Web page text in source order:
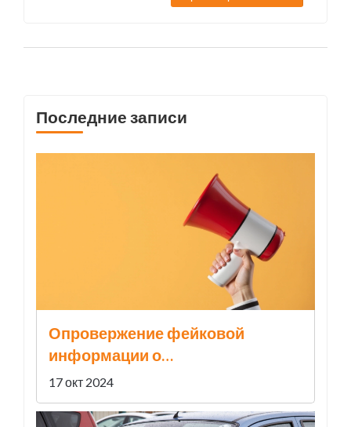
Последние записи
Опровержение фейковой
информации о
террористической угрозе в
школах Кузбасса
17 окт 2024